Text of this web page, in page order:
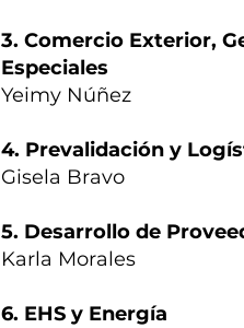
3. Comercio Exterior,
Especiales
Yeimy Núñez
4. Prevalidación y
Gisela Bravo
5. Desarrollo de
Karla Morales
6. EHS y Energía